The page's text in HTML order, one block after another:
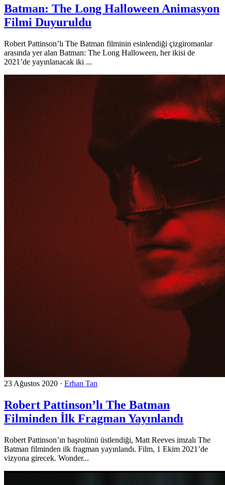
Batman: The Long Halloween Animasyon
Filmi Duyuruldu
Robert Pattinson’lı The Batman filminin esinlendiği çizgiromanlar
arasında yer alan Batman: The Long Halloween, her ikisi de
2021’de yayınlanacak iki ...
23 Ağustos 2020 · Erhan Tan
Robert Pattinson’lı The Batman
Filminden İlk Fragman Yayınlandı
Robert Pattinson’ın başrolünü üstlendiği, Matt Reeves imzalı The
Batman filminden ilk fragman yayınlandı. Film, 1 Ekim 2021’de
vizyona girecek. Wonder...